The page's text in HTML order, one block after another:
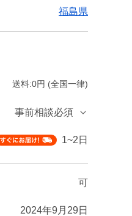
福島県
送料:0円 (全国一律)
事前相談必須
1~2日
可
2024年9月29日